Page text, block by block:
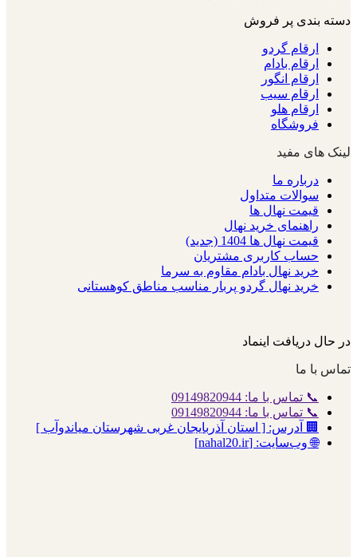
دسته بندی پر فروش
ارقام گردو
ارقام بادام
ارقام انگور
ارقام سیب
ارقام هلو
فروشگاه
لینک های مفید
درباره ما
سوالات متداول
قیمت نهال ها
راهنمای خرید نهال
قیمت نهال ها 1404 (جدید)
حساب کاربری مشتریان
خرید نهال بادام مقاوم به سرما
خرید نهال گردو پربار مناسب مناطق کوهستانی
در حال دریافت اینماد
تماس با ما
📞 تماس با ما: 09149820944
📞 تماس با ما: 09149820944
🏢 آدرس: [ استان آذربایجان غربی شهرستان میاندوآب ]
🌐 وب‌سایت: [nahal20.ir]